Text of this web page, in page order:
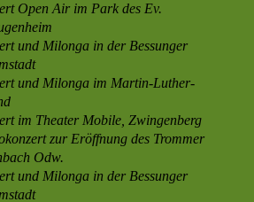
Open Air im Park des Ev.
und Milonga in der Bessunger
und Milonga im Martin-Luther-
im Theater Mobile, Zwingenberg
zur Eröffnung des Trommer
Odw.
und Milonga in der Bessunger